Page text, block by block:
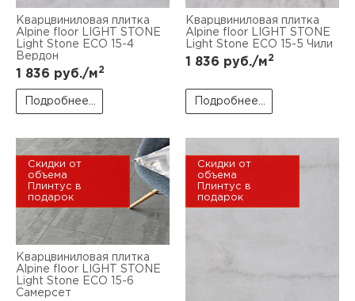
Кварцвиниловая плитка
Alpine floor LIGHT STONE
Light Stone ЕСО 15-4
Вердон
1 836 руб./м2
Подробнее...
Кварцвиниловая плитка
Alpine floor LIGHT STONE
Light Stone ЕСО 15-5 Чили
1 836 руб./м2
Подробнее...
Скидки от
объема
Плинтус в
подарок
Кварцвиниловая плитка
Alpine floor LIGHT STONE
Light Stone ЕСО 15-6
Самерсет
Скидки от
объема
Плинтус в
подарок